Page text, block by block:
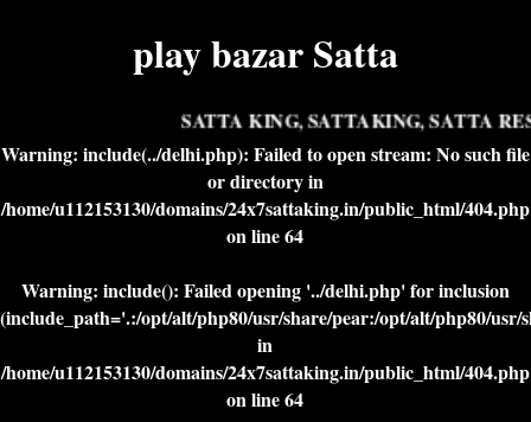
play bazar Satta
SATTA KING, SATTAKING, SATTA
Warning: include(../delhi.php): Failed to open stream: No such file
or directory in
/home/u112153130/domains/24x7sattaking.in/public_html/404.php
on line64
Warning: include(): Failed opening '../delhi.php' for inclusion
(include_path='.:/opt/alt/php80/usr/share/pear:/opt/alt/php80/
in
/home/u112153130/domains/24x7sattaking.in/public_html/404.php
on line64